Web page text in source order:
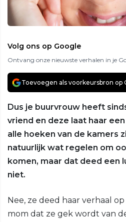
Volg ons op Google
Ontvang onze nieuwste verhalen in je
Toevoegen als voorkeursbron op
Dus je buurvrouw heeft
vriend en deze laat haar
alle hoeken van de kamers
natuurlijk wat regelen om
komen, maar dat deed een
niet.
Nee, ze deed haar verhaal
mom dat ze gek wordt van